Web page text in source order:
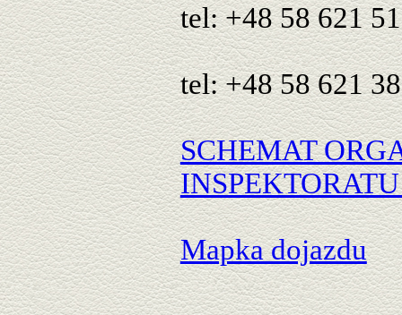
tel: +48 58 621
tel: +48 58 621
SCHEMAT
Mapka dojazdu